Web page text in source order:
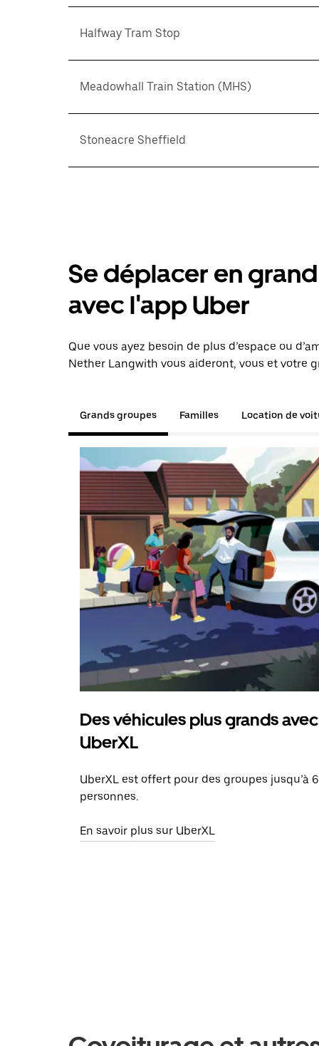
Halfway Tram Stop
Meadowhall Train Station (MHS)
Stoneacre Sheffield
Se déplacer en
avec l'app Uber
Que vous ayez besoin de plus d’espace ou
Nether Langwith vous aideront, vous et votre
Grands groupes Familles Location de
Des véhicules plus grands avec
UberXL
UberXL est offert pour des groupes jusqu’à 6
personnes.
En savoir plus sur UberXL